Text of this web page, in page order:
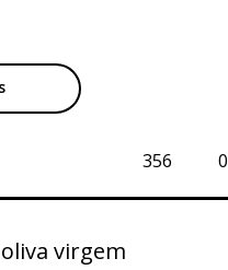
0
356
virgem